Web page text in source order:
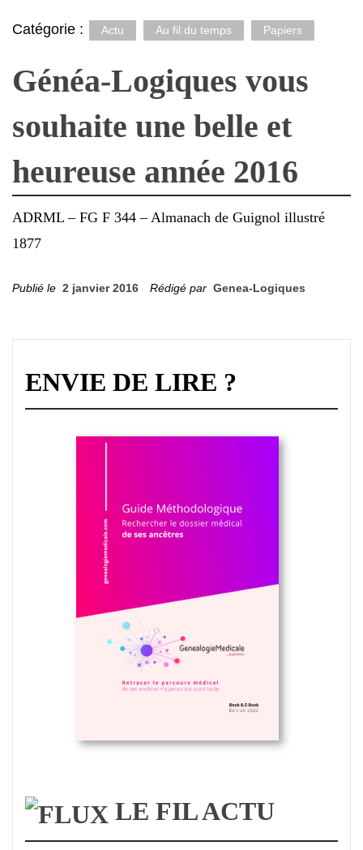
Catégorie : Actu Au fil du temps Papiers
Généa-Logiques vous
souhaite une belle et
heureuse année 2016
ADRML – FG F 344 – Almanach de Guignol illustré
1877
Publié le 2 janvier 2016 Rédigé par Genea-Logiques
ENVIE DE LIRE ?
LE FIL ACTU